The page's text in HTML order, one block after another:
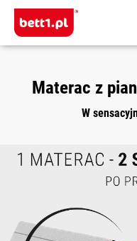
Skip to main content
Materac z
W
Skip image gallery